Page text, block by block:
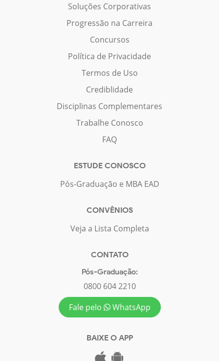
Soluções Corporativas
Progressão na Carreira
Concursos
Política de Privacidade
Termos de Uso
Crediblidade
Disciplinas Complementares
Trabalhe Conosco
FAQ
ESTUDE CONOSCO
Pós-Graduação e MBA EAD
CONVÊNIOS
Veja a Lista Completa
CONTATO
Pós-Graduação:
0800 604 2210
Fale pelo
WhatsApp
BAIXE O APP